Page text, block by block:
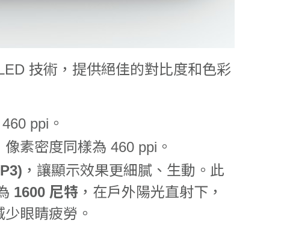
技術，提供絕佳的對比度和色彩
ppi。
素密度同樣為 460 ppi。
，讓顯示效果更細膩、生動。此
1600 尼特 ，在戶外陽光直射下，
少眼睛疲勞。